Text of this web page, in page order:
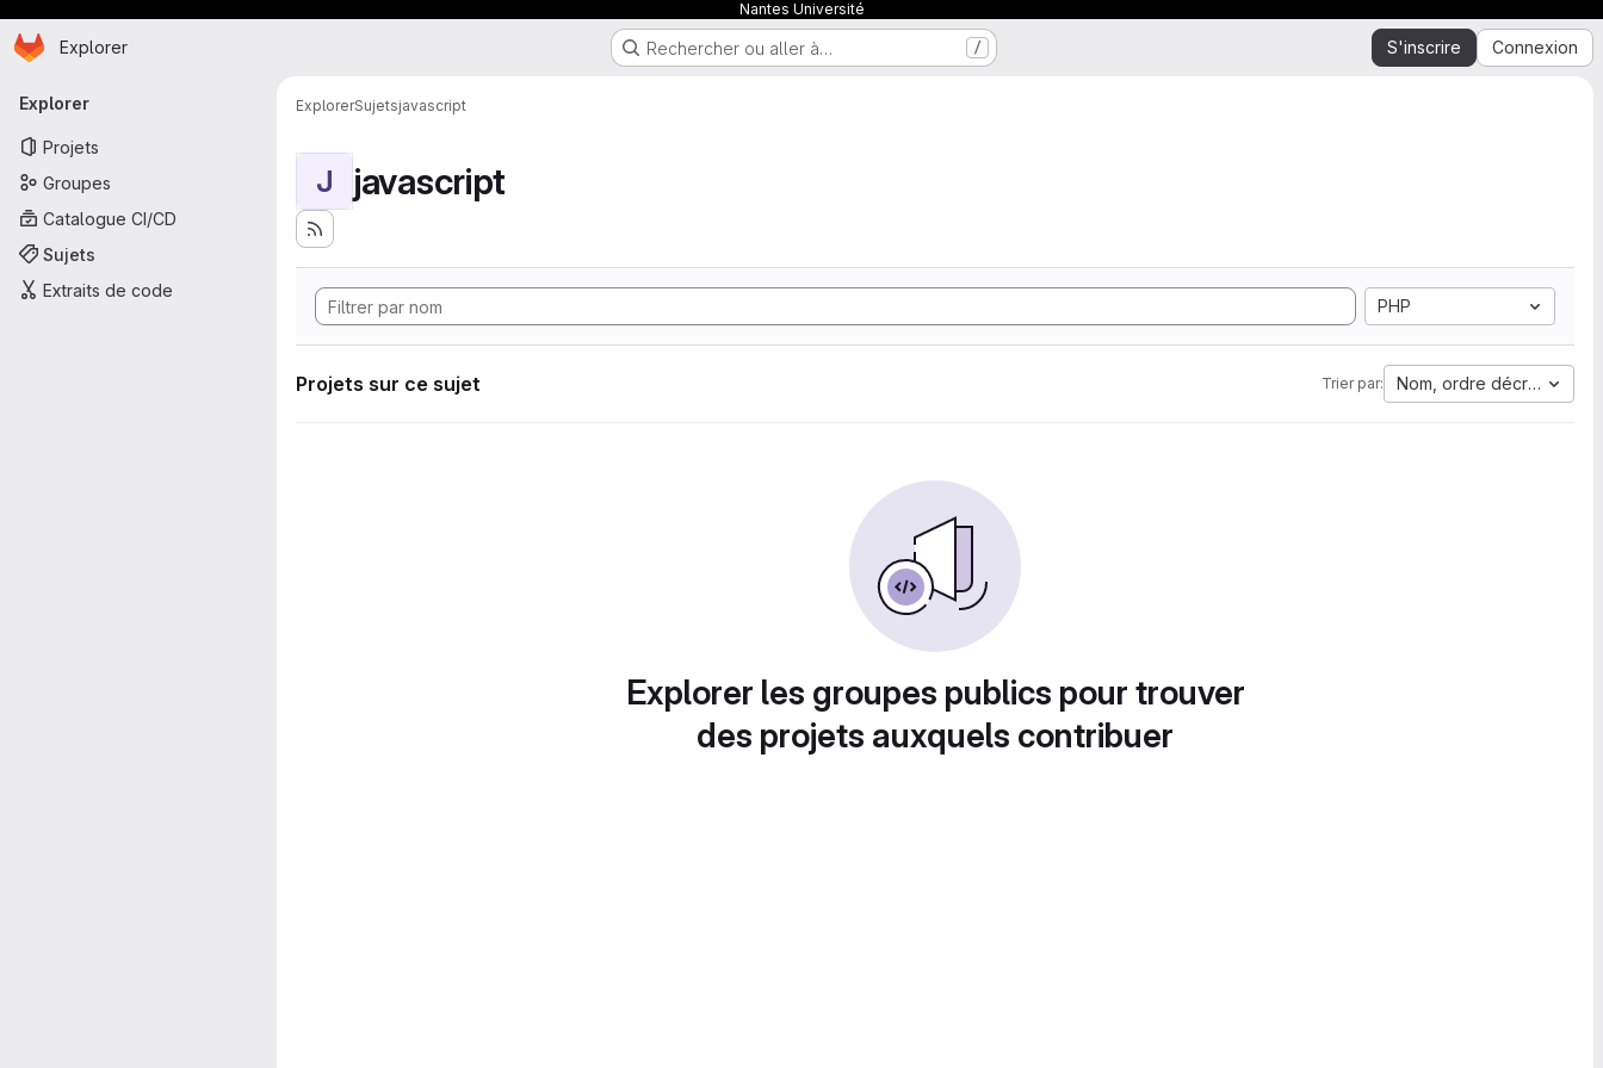
Nantes Université
Passer au contenu principal
Page d'accueil
Explorer Rechercher ou aller à… / S'inscrire Connexion
Navigation principale
Explorer
Projets
Groupes
Catalogue CI/CD
Sujets
Extraits de code
ExplorerSujetsjavascript
J javascript
PHP
Projets sur ce sujet Trier par: Nom, ordre décroissant
Explorer les groupes publics pour trouver
des projets auxquels contribuer